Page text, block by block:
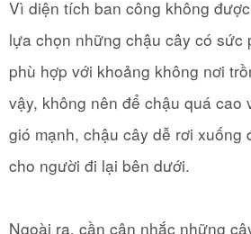
Vì diện tích ban công không
lựa chọn những chậu cây có sức
phù hợp với khoảng không nơi
vậy, không nên để chậu quá cao
gió mạnh, chậu cây dễ rơi xuống
cho người đi lại bên dưới.
Ngoài ra, cần cân nhắc những